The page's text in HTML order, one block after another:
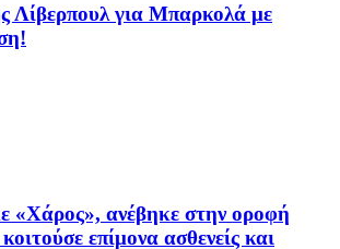
Λίβερπουλ για Μπαρκολά με
«Χάρος», ανέβηκε στην οροφή
επίμονα ασθενείς και